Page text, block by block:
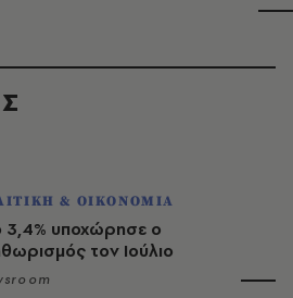
& ΟΙΚΟΝΟΜΙΑ
3,4% υποχώρησε ο
τον Ιούλιο